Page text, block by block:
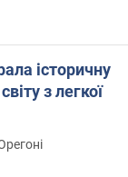
історичну
з легкої